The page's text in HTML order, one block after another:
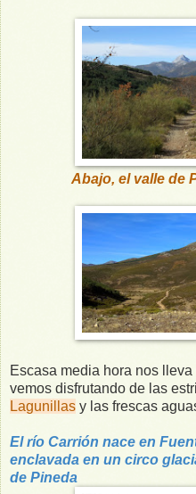
Abajo, el valle de
Escasa media hora nos
vemos disfrutando de las
Lagunillas y las frescas
El río Carrión nace en
enclavada en un circo
de Pineda